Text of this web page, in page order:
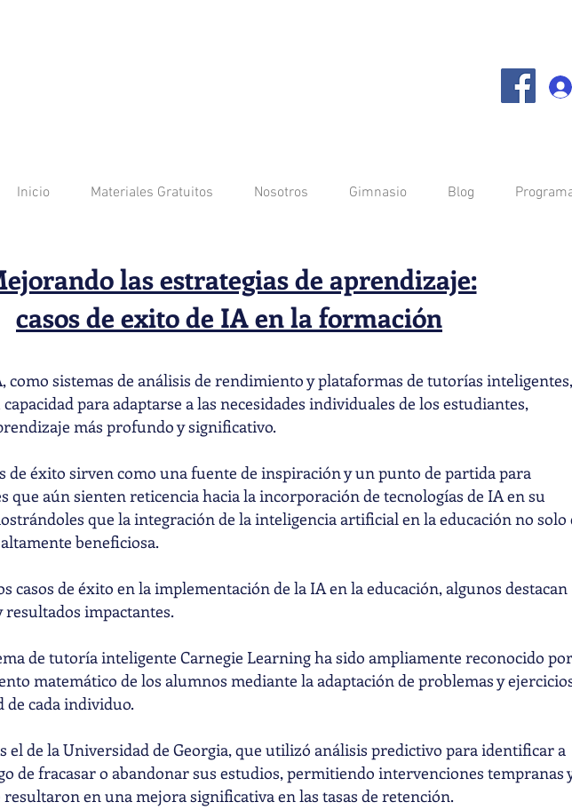
Inicio Materiales Gratuitos Nosotros Gimnasio Blog
como sistemas de análisis de rendimiento y plataformas de tutorías inteligentes,
para adaptarse a las necesidades individuales de los estudiantes,
más profundo y significativo.
de éxito sirven como una fuente de inspiración y un punto de partida para
que aún sienten reticencia hacia la incorporación de tecnologías de IA en su
que la integración de la inteligencia artificial en la educación no solo
beneficiosa.
casos de éxito en la implementación de la IA en la educación, algunos destacan
impactantes.
de tutoría inteligente Carnegie Learning ha sido ampliamente reconocido por
matemático de los alumnos mediante la adaptación de problemas y
de cada individuo.
el de la Universidad de Georgia, que utilizó análisis predictivo para identificar a
de fracasar o abandonar sus estudios, permitiendo intervenciones tempranas
en una mejora significativa en las tasas de retención.
las estrategias de aprendizaje:
casos de exito de IA en la formación